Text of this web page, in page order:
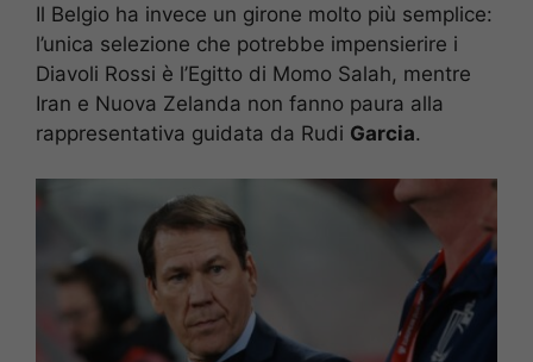
Il Belgio ha invece un girone molto più semplice:
l’unica selezione che potrebbe impensierire i
Diavoli Rossi è l’Egitto di Momo Salah, mentre
Iran e Nuova Zelanda non fanno paura alla
rappresentativa guidata da Rudi Garcia.